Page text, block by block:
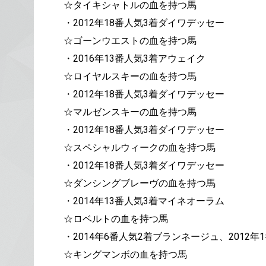
☆タイキシャトルの血を持つ馬
・2012年18番人気3着ダイワデッセー
☆ゴーンウエストの血を持つ馬
・2016年13番人気3着アウェイク
☆ロイヤルスキーの血を持つ馬
・2012年18番人気3着ダイワデッセー
☆マルゼンスキーの血を持つ馬
・2012年18番人気3着ダイワデッセー
☆スペシャルウィークの血を持つ馬
・2012年18番人気3着ダイワデッセー
☆ダンシングブレーヴの血を持つ馬
・2014年13番人気3着マイネオーラム
☆ロベルトの血を持つ馬
・2014年6番人気2着ブランネージュ、2012年
☆キングマンボの血を持つ馬